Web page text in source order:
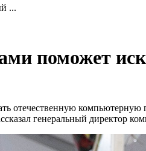
...
поможет
компьютерную
генеральный директор